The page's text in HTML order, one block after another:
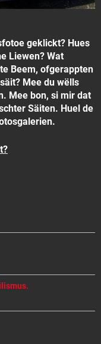
geklickt? Hues
Liewen? Wat
Beem, ofgerappten
Mee du wëlls
Mee bon, si mir dat
Säiten. Huel de